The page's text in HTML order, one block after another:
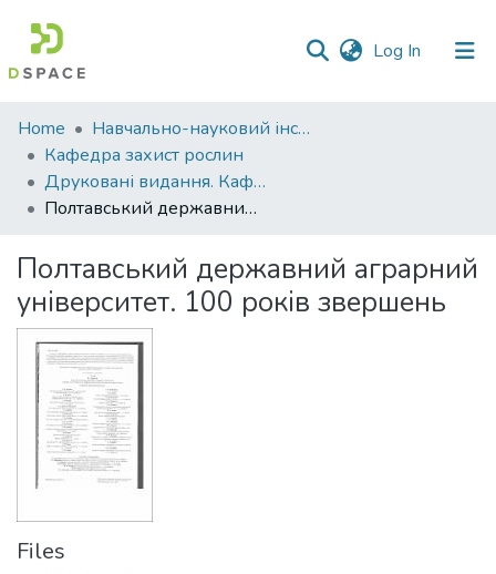
Log In (current)
Communities
&
Collections
Statistics
Home
Навчально-науковий інститут агротехнологій, селекції та екології
Кафедра захист рослин
Друковані видання. Кафедра захист рослин
Полтавський державний аграрний університет. 100 років звершень
Полтавський державний аграрний
університет. 100 років звершень
Files